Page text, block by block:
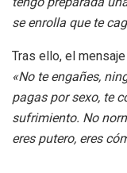
se enrolla que te
Tras ello, el
«No te engañes,
pagas por sexo, te
sufrimiento. No
eres putero, eres